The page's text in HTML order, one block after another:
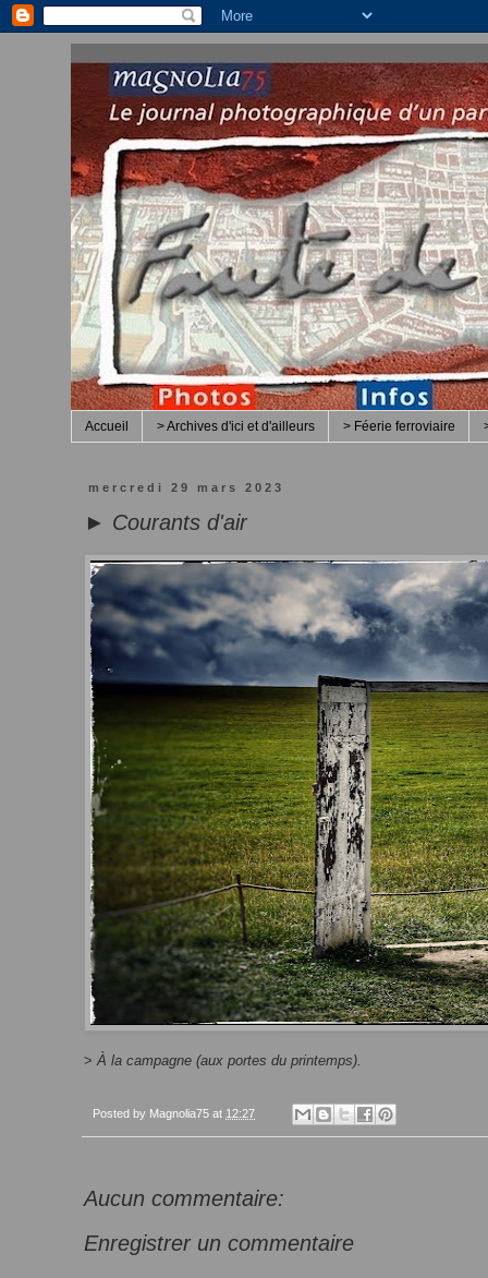
Accueil > Archives d'ici et d'ailleurs > Féerie ferroviaire
mercredi 29 mars 2023
► Courants d'air
> À la campagne (aux portes du printemps).
Posted by Magnolia75 at 12:27
Aucun commentaire:
Enregistrer un commentaire